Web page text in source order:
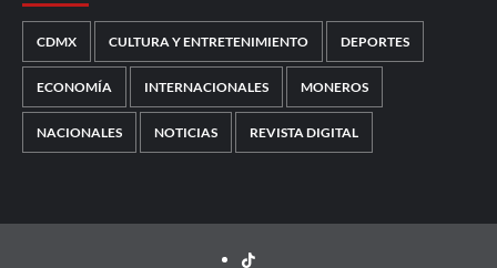
CDMX CULTURA Y ENTRETENIMIENTO DEPORTES
ECONOMÍA INTERNACIONALES MONEROS
NACIONALES NOTICIAS REVISTA DIGITAL
TikTok